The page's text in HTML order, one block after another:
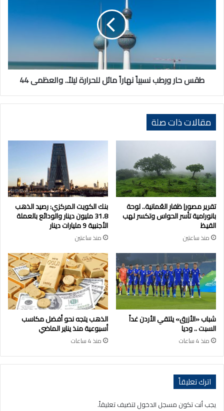
نهاراً
مائل
والعظمى
طقس حار ورطب نسبياً نهاراً مائل للحرارة ليلاً.. والعظمى 44
مقالات ذات صلة
تقرير مصور| ظفار العُمانية.. لوحة
بانورامية تأسر الحواس وتكسر لهب
القيظ
منذ ساعتين
بنك الكويت المركزي: رصيد الذهب
31.8 مليون دينار والودائع بالعملة
الأجنبية 9 مليارات دينار
منذ ساعتين
شباب «الأزرق» يلتقي الأردن غداً
السبت .. وديا
منذ 4 ساعات
الذهب يتجه نحو أفضل مكاسب
أسبوعية منذ يناير الماضي
منذ 4 ساعات
اترك تعليقاً
يجب أنت تكون مسجل الدخول لتضيف تعليقاً.